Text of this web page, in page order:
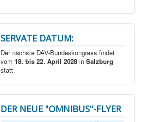
SERVATE DATUM:
Der nächste DAV-Bundeskongress findet
vom18. bis 22. April 2028 inSalzburg
statt.
DER NEUE "OMNIBUS"-FLYER